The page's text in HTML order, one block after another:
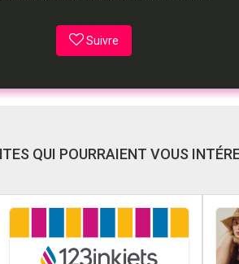
Suivre
QUI POURRAIENT VOUS